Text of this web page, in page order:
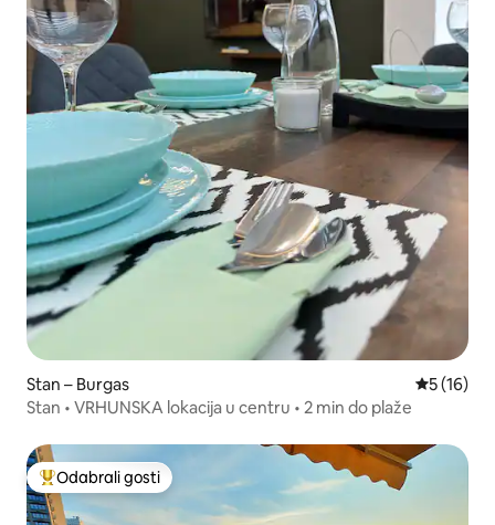
Stan – Burgas Prosječna
5 (16)
Stan • VRHUNSKA lokacija u centru • 2 min do plaže
Među najviše rangiranima s oznakom „Odabrali gosti”
Odabrali gosti